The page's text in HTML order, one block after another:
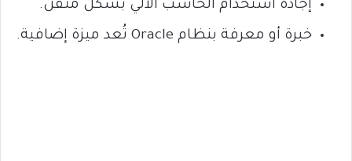
إجادة استخدام الحاسب الآلي بشكل متقن.
خبرة أو معرفة بنظام Oracle تُعد ميزة إضافية.